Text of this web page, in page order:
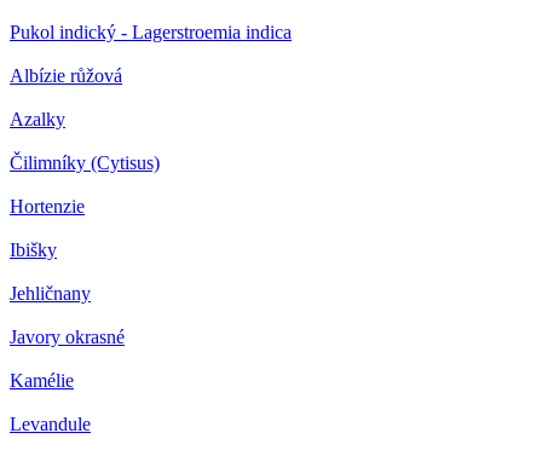
Pukol indický - Lagerstroemia indica
Albízie růžová
Azalky
Čilimníky (Cytisus)
Hortenzie
Ibišky
Jehličnany
Javory okrasné
Kamélie
Levandule